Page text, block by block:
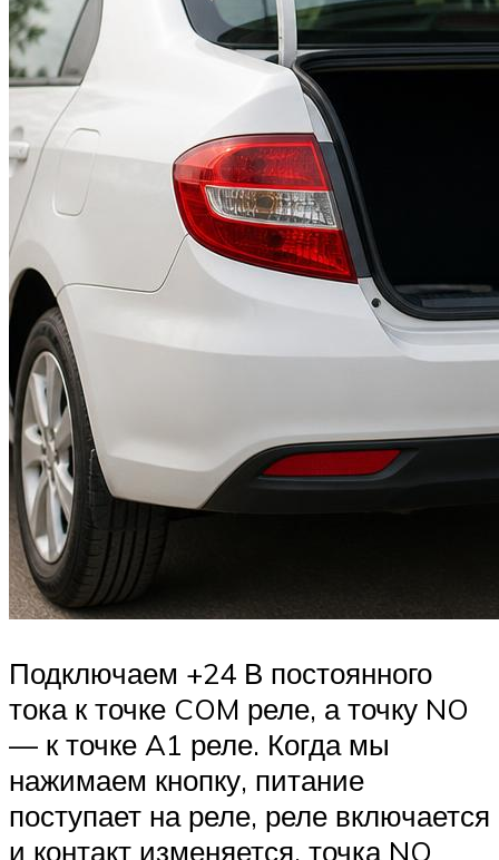
Подключаем +24 В постоянного
тока к точке COM реле, а точку NO
— к точке A1 реле. Когда мы
нажимаем кнопку, питание
поступает на реле, реле включается
и контакт изменяется, точка NO